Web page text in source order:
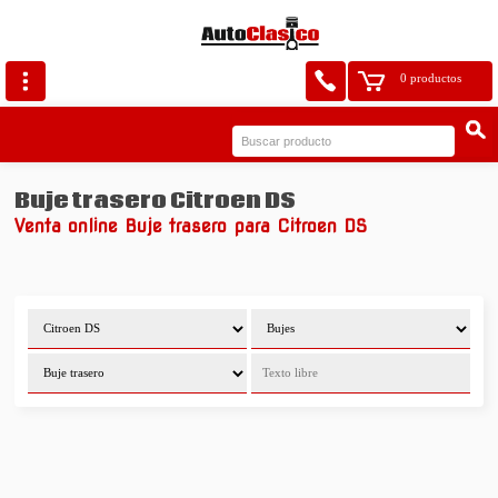
0 productos
Buje trasero Citroen DS
Venta online Buje trasero para Citroen DS